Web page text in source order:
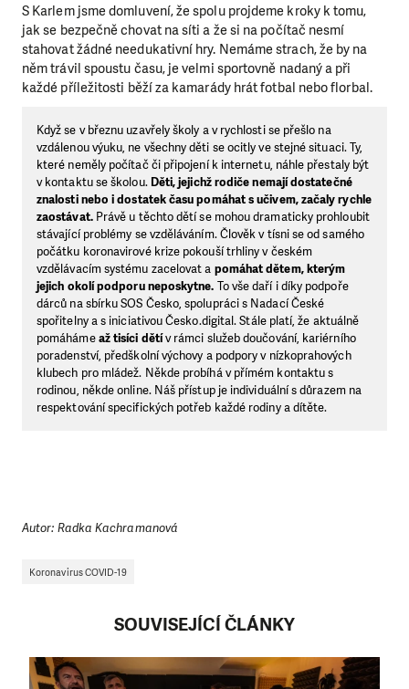
S Karlem jsme domluvení, že spolu projdeme kroky k tomu,
jak se bezpečně chovat na síti a že si na počítač nesmí
stahovat žádné needukativní hry. Nemáme strach, že by na
něm trávil spoustu času, je velmi sportovně nadaný a při
každé příležitosti běží za kamarády hrát fotbal nebo florbal.
Když se v březnu uzavřely školy a v rychlosti se přešlo na
vzdálenou výuku, ne všechny děti se ocitly ve stejné situaci. Ty,
které neměly počítač či připojení k internetu, náhle přestaly být
v kontaktu se školou. Děti, jejichž rodiče nemají dostatečné
znalosti nebo i dostatek času pomáhat s učivem, začaly rychle
zaostávat. Právě u těchto dětí se mohou dramaticky prohloubit
stávající problémy se vzděláváním. Člověk v tísni se od samého
počátku koronavirové krize pokouší trhliny v českém
vzdělávacím systému zacelovat a pomáhat dětem, kterým
jejich okolí podporu neposkytne. To vše daří i díky podpoře
dárců na sbírku SOS Česko, spolupráci s Nadací České
spořitelny a s iniciativou Česko.digital. Stále platí, že aktuálně
pomáhámeaž tisíci dětív rámci služeb doučování, kariérního
poradenství, předškolní výchovy a podpory v nízkoprahových
klubech pro mládež. Někde probíhá v přímém kontaktu s
rodinou, někde online. Náš přístup je individuální s důrazem na
respektování specifických potřeb každé rodiny a dítěte.
Autor: Radka Kachramanová
Koronavirus COVID-19
SOUVISEJÍCÍ ČLÁNKY